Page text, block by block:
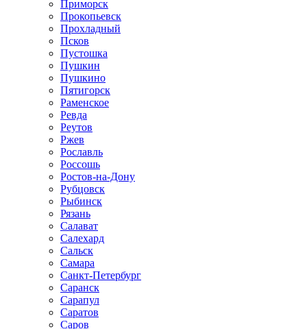
Приморск
Прокопьевск
Прохладный
Псков
Пустошка
Пушкин
Пушкино
Пятигорск
Раменское
Ревда
Реутов
Ржев
Рославль
Россошь
Ростов-на-Дону
Рубцовск
Рыбинск
Рязань
Салават
Салехард
Сальск
Самара
Санкт-Петербург
Саранск
Сарапул
Саратов
Саров